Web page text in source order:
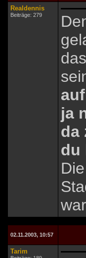
Realdennis
Beiträge: 279
ja
da
du
02.11.2003, 10:57
Tarim